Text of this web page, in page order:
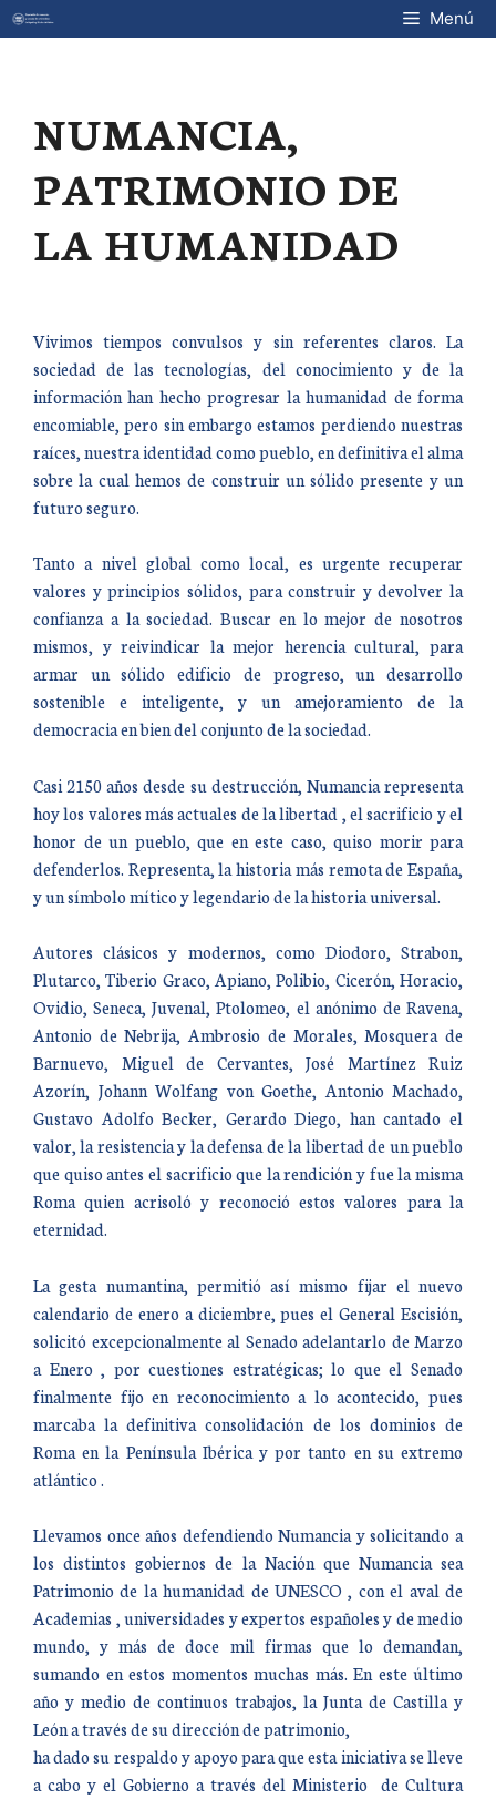
Saltar
al
Menú
NUMANCIA,
PATRIMONIO DE
LA HUMANIDAD
Vivimos tiempos convulsos y sin referentes claros. La
sociedad de las tecnologías, del conocimiento y de la
información han hecho progresar la humanidad de forma
encomiable, pero sin embargo estamos perdiendo nuestras
raíces, nuestra identidad como pueblo, en definitiva el alma
sobre la cual hemos de construir un sólido presente y un
futuro seguro.
Tanto a nivel global como local, es urgente recuperar
valores y principios sólidos, para construir y devolver la
confianza a la sociedad. Buscar en lo mejor de nosotros
mismos, y reivindicar la mejor herencia cultural, para
armar un sólido edificio de progreso, un desarrollo
sostenible e inteligente, y un amejoramiento de la
democracia en bien del conjunto de la sociedad.
Casi 2150 años desde su destrucción, Numancia representa
hoy los valores más actuales de la libertad , el sacrificio y el
honor de un pueblo, que en este caso, quiso morir para
defenderlos. Representa, la historia más remota de España,
y un símbolo mítico y legendario de la historia universal.
Autores clásicos y modernos, como Diodoro, Strabon,
Plutarco, Tiberio Graco, Apiano, Polibio, Cicerón, Horacio,
Ovidio, Seneca, Juvenal, Ptolomeo, el anónimo de Ravena,
Antonio de Nebrija, Ambrosio de Morales, Mosquera de
Barnuevo, Miguel de Cervantes, José Martínez Ruiz
Azorín, Johann Wolfang von Goethe, Antonio Machado,
Gustavo Adolfo Becker, Gerardo Diego, han cantado el
valor, la resistencia y la defensa de la libertad de un pueblo
que quiso antes el sacrificio que la rendición y fue la misma
Roma quien acrisoló y reconoció estos valores para la
eternidad.
La gesta numantina, permitió así mismo fijar el nuevo
calendario de enero a diciembre, pues el General Escisión,
solicitó excepcionalmente al Senado adelantarlo de Marzo
a Enero , por cuestiones estratégicas; lo que el Senado
finalmente fijo en reconocimiento a lo acontecido, pues
marcaba la definitiva consolidación de los dominios de
Roma en la Península Ibérica y por tanto en su extremo
atlántico .
Llevamos once años defendiendo Numancia y solicitando a
los distintos gobiernos de la Nación que Numancia sea
Patrimonio de la humanidad de UNESCO , con el aval de
Academias , universidades y expertos españoles y de medio
mundo, y más de doce mil firmas que lo demandan,
sumando en estos momentos muchas más. En este último
año y medio de continuos trabajos, la Junta de Castilla y
León a través de su dirección de patrimonio,
ha dado su respaldo y apoyo para que esta iniciativa se lleve
a cabo y el Gobierno a través del Ministerio de Cultura